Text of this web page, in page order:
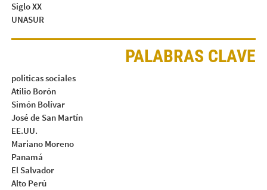
Siglo XX
UNASUR
PALABRAS CLAVE
politicas sociales
Atilio Borón
Simón Bolívar
José de San Martín
EE.UU.
Mariano Moreno
Panamá
El Salvador
Alto Perú